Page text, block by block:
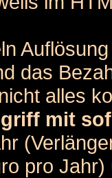
das
alles
mit
pro